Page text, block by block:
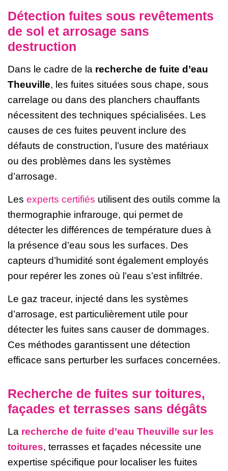
Détection fuites sous revêtements
de sol et arrosage sans
destruction
Dans le cadre de la recherche de fuite d’eau
Theuville, les fuites situées sous chape, sous
carrelage ou dans des planchers chauffants
nécessitent des techniques spécialisées. Les
causes de ces fuites peuvent inclure des
défauts de construction, l’usure des matériaux
ou des problèmes dans les systèmes
d’arrosage.
Les experts certifiés utilisent des outils comme la
thermographie infrarouge, qui permet de
détecter les différences de température dues à
la présence d’eau sous les surfaces. Des
capteurs d’humidité sont également employés
pour repérer les zones où l’eau s’est infiltrée.
Le gaz traceur, injecté dans les systèmes
d’arrosage, est particulièrement utile pour
détecter les fuites sans causer de dommages.
Ces méthodes garantissent une détection
efficace sans perturber les surfaces concernées.
Recherche de fuites sur toitures,
façades et terrasses sans dégâts
La recherche de fuite d’eau Theuville sur les
toitures, terrasses et façades nécessite une
expertise spécifique pour localiser les fuites